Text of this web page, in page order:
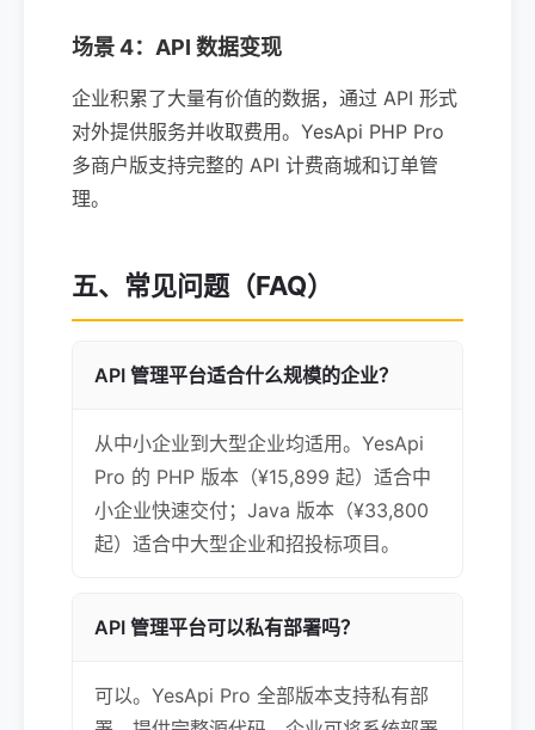
场景 4：API 数据变现
企业积累了大量有价值的数据，通过 API 形式
对外提供服务并收取费用。YesApi PHP Pro
多商户版支持完整的 API 计费商城和订单管
理。
五、常见问题（FAQ）
API 管理平台适合什么规模的企业？
从中小企业到大型企业均适用。YesApi
Pro 的 PHP 版本（¥15,899 起）适合中
小企业快速交付；Java 版本（¥33,800
起）适合中大型企业和招投标项目。
API 管理平台可以私有部署吗？
可以。YesApi Pro 全部版本支持私有部